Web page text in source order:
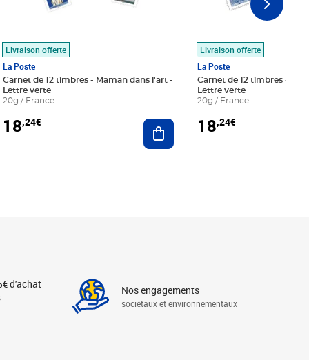
au panier
Livraison offerte
La Poste
Carnet de 12 timbres - Maman dans l'art -
Lettre verte
20g / France
18,24€ Ajouter au panier
Livraison offerte
La Poste
Carnet de 12 timbres - Le
Lettre verte
20g / France
18,24€
d'achat Nos engagements
sociétaux et environnementaux